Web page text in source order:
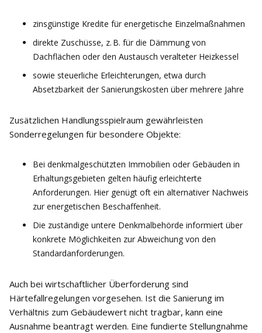
zinsgünstige Kredite für energetische Einzelmaßnahmen
direkte Zuschüsse, z. B. für die Dämmung von
Dachflächen oder den Austausch veralteter Heizkessel
sowie steuerliche Erleichterungen, etwa durch
Absetzbarkeit der Sanierungskosten über mehrere Jahre
Zusätzlichen Handlungsspielraum gewährleisten
Sonderregelungen für besondere Objekte:
Bei denkmalgeschützten Immobilien oder Gebäuden in
Erhaltungsgebieten gelten häufig erleichterte
Anforderungen. Hier genügt oft ein alternativer Nachweis
zur energetischen Beschaffenheit.
Die zuständige untere Denkmalbehörde informiert über
konkrete Möglichkeiten zur Abweichung von den
Standardanforderungen.
Auch bei wirtschaftlicher Überforderung sind
Härtefallregelungen vorgesehen. Ist die Sanierung im
Verhältnis zum Gebäudewert nicht tragbar, kann eine
Ausnahme beantragt werden. Eine fundierte Stellungnahme